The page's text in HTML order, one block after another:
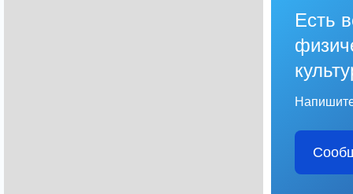
Есть